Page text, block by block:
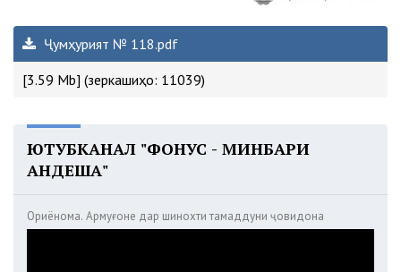
Ҷумҳурият № 118.pdf
[3.59 Mb] (зеркашиҳо: 11039)
ЮТУБКАНАЛ "ФОНУС - МИНБАРИ
АНДЕША"
Ориёнома. Армуғоне дар шинохти тамаддуни ҷовидона